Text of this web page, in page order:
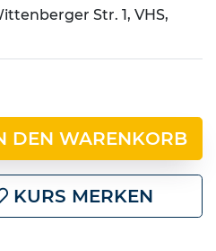
Str. 1, VHS,
DEN WARENKORB
KURS MERKEN